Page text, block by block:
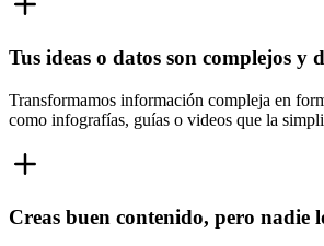
Tus ideas o datos son complejos y
Transformamos información compleja en
como infografías, guías o videos que la
Creas buen contenido, pero nadie